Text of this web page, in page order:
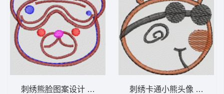
刺绣熊脸图案设计 卡通童装章标贴布 刺绣卡通小熊